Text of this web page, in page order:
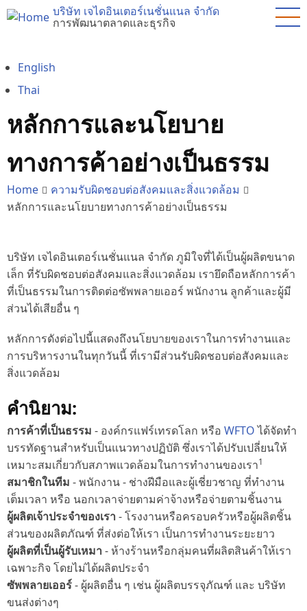
Skip
content
บริษัท เจไดอินเตอร์เนชั่นแนล จำกัด
การพัฒนาตลาดและธุรกิจ
English
Thai
หลักการและนโยบาย
ทางการค้าอย่างเป็นธรรม
Home
ความรับผิดชอบต่อสังคมและสิ่งแวดล้อม
หลักการและนโยบายทางการค้าอย่างเป็นธรรม
บริษัท เจไดอินเตอร์เนชั่นแนล จำกัด ภูมิใจที่ได้เป็นผู้ผลิตขนาด
เล็ก ที่รับผิดชอบต่อสังคมและสิ่งแวดล้อม เรายึดถือหลักการค้า
ที่เป็นธรรมในการติดต่อซัพพลายเออร์ พนักงาน ลูกค้าและผู้มี
ส่วนได้เสียอื่น ๆ
หลักการดังต่อไปนี้แสดงถึงนโยบายของเราในการทำงานและ
การบริหารงานในทุกวันนี้ ที่เรามีส่วนรับผิดชอบต่อสังคมและ
สิ่งแวดล้อม
คำนิยาม:
การค้าที่เป็นธรรม - องค์กรแฟร์เทรดโลก หรือ WFTOได้จัดทำ
บรรทัดฐานสำหรับเป็นแนวทางปฏิบัติ ซึ่งเราได้ปรับเปลี่ยนให้
เหมาะสมเกี่ยวกับสภาพแวดล้อมในการทำงานของเรา1
สมาชิกในทีม - พนักงาน - ช่างฝีมือและผู้เชี่ยวชาญ ที่ทำงาน
เต็มเวลา หรือ นอกเวลาจ่ายตามค่าจ้างหรือจ่ายตามชิ้นงาน
ผู้ผลิตเจ้าประจำของเรา - โรงงานหรือครอบครัวหรือผู้ผลิตชิ้น
ส่วนของผลิตภัณฑ์ ที่ส่งต่อให้เรา เป็นการทำงานระยะยาว
ผู้ผลิตที่เป็นผู้รับเหมา - ห้างร้านหรือกลุ่มคนที่ผลิตสินค้าให้เรา
เฉพาะกิจ โดยไม่ได้ผลิตประจำ
ซัพพลายเออร์- ผู้ผลิตอื่น ๆ เช่น ผู้ผลิตบรรจุภัณฑ์ และ บริษัท
ขนส่งต่างๆ